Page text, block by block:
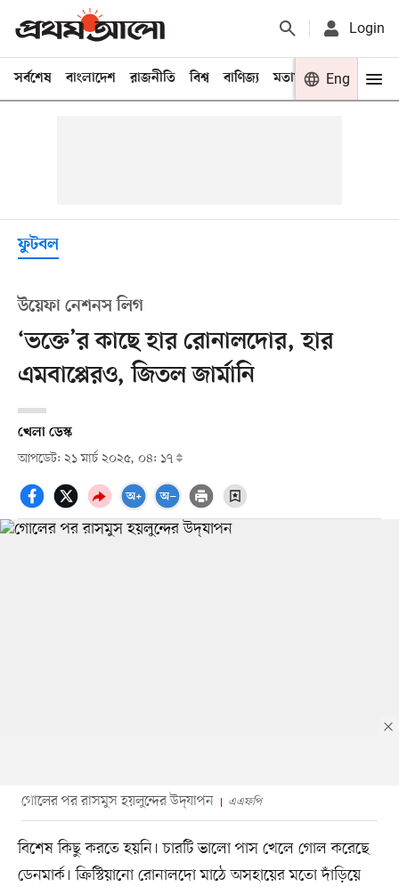
Login
সর্বশেষ বাংলাদেশ রাজনীতি বিশ্ব বাণিজ্য মতামত খেলা
Eng
ফুটবল
উয়েফা নেশনস লিগ
‘ভক্তে’র কাছে হার রোনালদোর, হার
এমবাপ্পেরও, জিতল জার্মানি
খেলা ডেস্ক
আপডেট: ২১ মার্চ ২০২৫, ০৪: ১৭
গোলের পর রাসমুস হয়লুন্দের উদ্‌যাপন এএফপি
বিশেষ কিছু করতে হয়নি। চারটি ভালো পাস খেলে গোল করেছে
ডেনমার্ক। ক্রিস্টিয়ানো রোনালদো মাঠে অসহায়ের মতো দাঁড়িয়ে